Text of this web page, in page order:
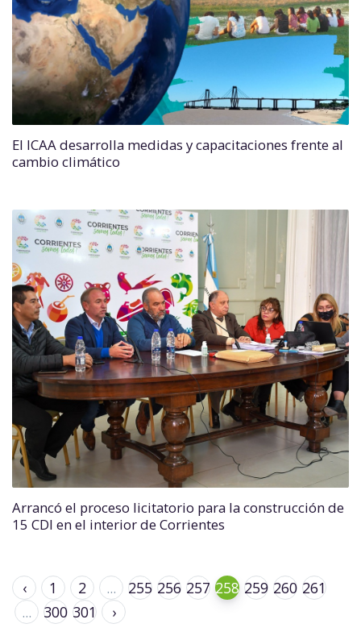
El ICAA desarrolla medidas y capacitaciones frente al
cambio climático
Arrancó el proceso licitatorio para la construcción de
15 CDI en el interior de Corrientes
‹ 1 2 ... 255 256 257 258 259 260 261
...
300 301 ›